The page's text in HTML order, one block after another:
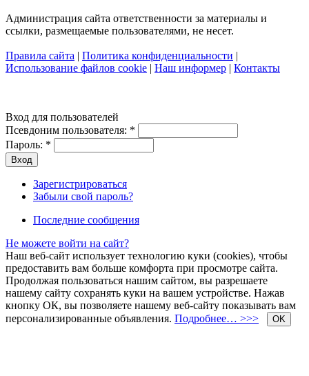
Администрация сайта ответственности за материалы и
ссылки, размещаемые пользователями, не несет.
Правила сайта | Политика конфиденциальности |
Использование файлов cookie | Наш информер | Контакты
Вход для пользователей
Псевдоним пользователя: *
Пароль: *
Зарегистрироваться
Забыли свой пароль?
Последние сообщения
Не можете войти на сайт?
Наш веб-сайт использует технологию куки (cookies), чтобы
предоставить вам больше комфорта при просмотре сайта.
Продолжая пользоваться нашим сайтом, вы разрешаете
нашему сайту сохранять куки на вашем устройстве. Нажав
кнопку ОК, вы позволяете нашему веб-сайту показывать вам
персонализированные объявления. Подробнее… >>> OK